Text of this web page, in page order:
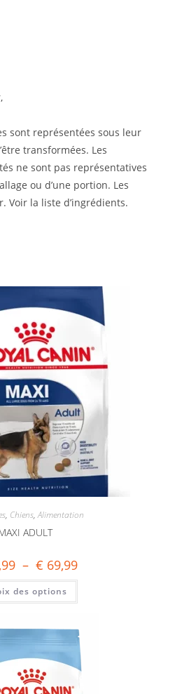
sont représentées sous leur
transformées. Les
ne sont pas représentatives
ou d’une portion. Les
Voir la liste d’ingrédients.
, Chiens,Alimentation
ADULT
– € 69,99
des options